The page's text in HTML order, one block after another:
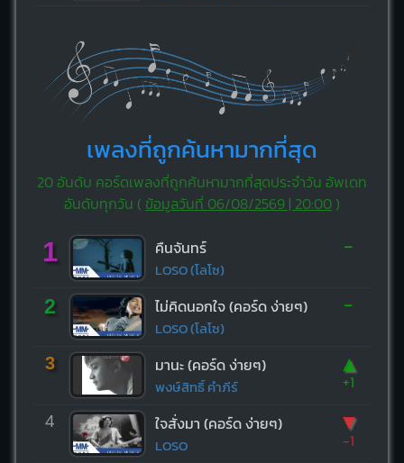
เพลงที่ถูกค้นหามากที่สุด
20 อันดับ คอร์ดเพลงที่ถูกค้นหามากที่สุดประจำวัน อัพเดท
อันดับทุกวัน ( ข้อมูลวันที่ 06/08/2569 | 20:00)
1 คืนจันทร์
LOSO (โลโซ)
-
2 ไม่คิดนอกใจ (คอร์ด ง่ายๆ)
LOSO (โลโซ)
-
3 มานะ (คอร์ด ง่ายๆ)
พงษ์สิทธิ์ คำภีร์
▲
+1
4 ใจสั่งมา (คอร์ด ง่ายๆ)
LOSO
▼
-1